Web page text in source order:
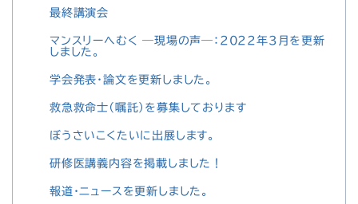
最終講演会
マンスリーへむく ―現場の声―：2022年3月を更新
しました。
学会発表・論文を更新しました。
救急救命士（嘱託）を募集しております
ぼうさいこくたいに出展します。
研修医講義内容を掲載しました！
報道・ニュースを更新しました。